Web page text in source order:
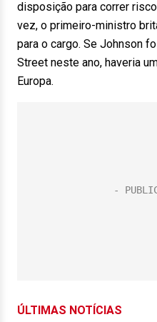
disposição para correr
vez, o primeiro-ministro
para o cargo. Se Johnson
Street neste ano, haveria
Europa.